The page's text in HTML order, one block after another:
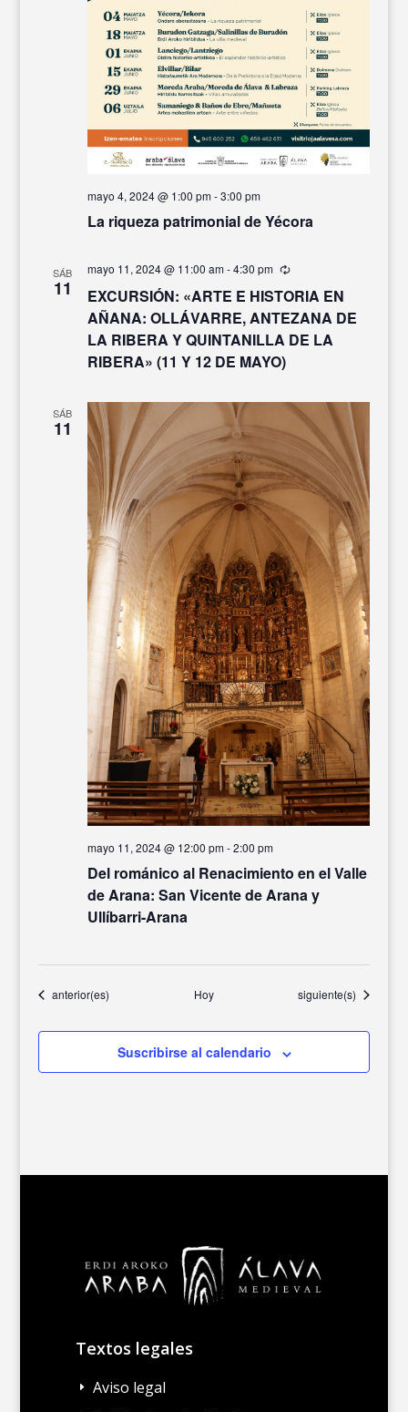
La riqueza patrimonial de Yécora
mayo 4, 2024 @ 1:00 pm-3:00 pm
SÁB
11
EXCURSIÓN: «ARTE E HISTORIA EN
AÑANA: OLLÁVARRE, ANTEZANA DE
LA RIBERA Y QUINTANILLA DE LA
RIBERA» (11 Y 12 DE MAYO)
mayo 11, 2024 @ 11:00 am-4:30 pm Recurrente
SÁB
11
Del románico al Renacimiento en el Valle
de Arana: San Vicente de Arana y
Ullíbarri-Arana
mayo 11, 2024 @ 12:00 pm-2:00 pm
Eventos
anterior(es) Hoy Eventos
siguiente(s)
Suscribirse al calendario
Textos legales
E Aviso legal